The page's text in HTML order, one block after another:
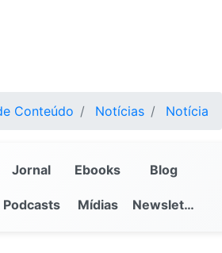
Conteúdo Notícias Notícia
Jornal Ebooks Blog
Podcasts Mídias Newsletter